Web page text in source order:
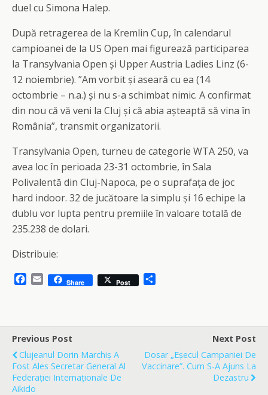
duel cu Simona Halep.
După retragerea de la Kremlin Cup, în calendarul
campioanei de la US Open mai figurează participarea
la Transylvania Open și Upper Austria Ladies Linz (6-
12 noiembrie). ”Am vorbit și aseară cu ea (14
octombrie – n.a.) și nu s-a schimbat nimic. A confirmat
din nou că vă veni la Cluj și că abia așteaptă să vina în
România”, transmit organizatorii.
Transylvania Open, turneu de categorie WTA 250, va
avea loc în perioada 23-31 octombrie, în Sala
Polivalentă din Cluj-Napoca, pe o suprafața de joc
hard indoor. 32 de jucătoare la simplu și 16 echipe la
dublu vor lupta pentru premiile în valoare totală de
235.238 de dolari.
Distribuie:
b
o
o
k
E
l
Share Post
e
Previous Post
Clujeanul Dorin Marchiș A
Fost Ales Secretar General Al
Federației Internaționale De
Aikido
Next Post
Dosar „Eșecul Campaniei De
Vaccinare”. Cum S-A Ajuns La
Dezastru